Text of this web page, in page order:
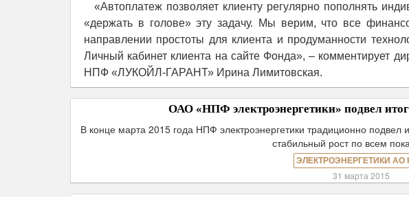
«Автоплатеж позволяет клиенту регулярно пополнять
«держать в голове» эту задачу. Мы верим, что все
направлении простоты для клиента и продуманности
Личный кабинет клиента на сайте Фонда», – комментирует
НПФ «ЛУКОЙЛ-ГАРАНТ» Ирина Лимитовская.
ОАО «НПФ электроэнергетики» подвел
В конце марта 2015 года НПФ электроэнергетики традиционно
стабильный рост по всем
ЭЛЕКТРОЭНЕРГЕТИКИ АО
31 марта 2015